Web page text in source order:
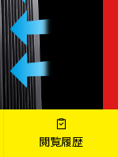
閲覧履歴